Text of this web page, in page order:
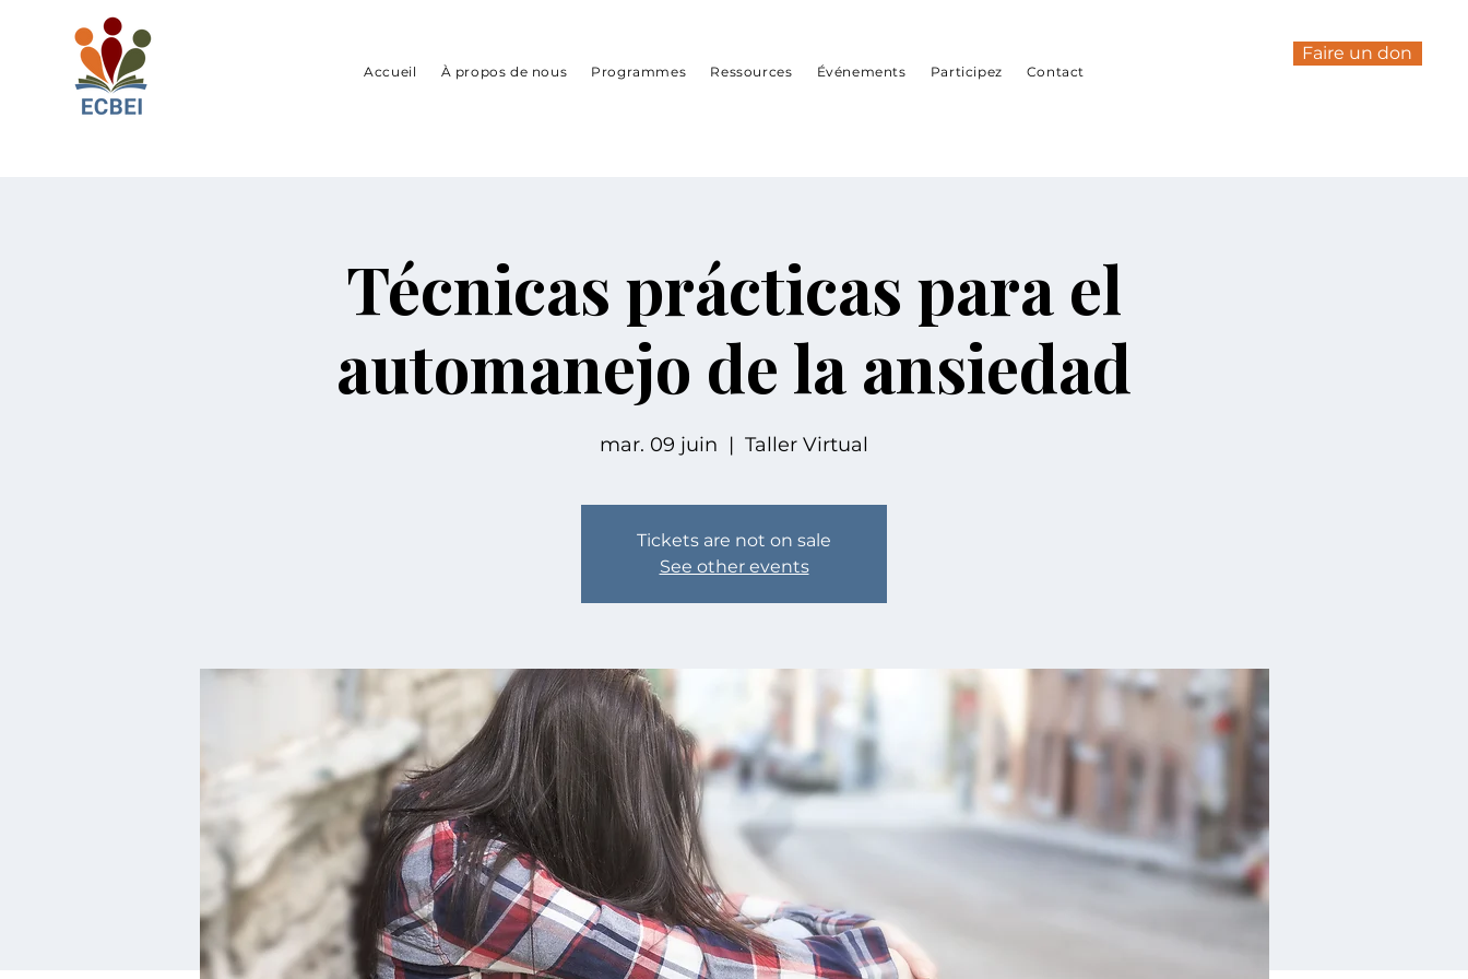
Accueil À propos de nous Programmes Ressources Événements Participez Contact
Faire un don
Técnicas prácticas para el
automanejo de la ansiedad
mar. 09 juin
  |
Taller Virtual
Tickets are not on sale
See other events